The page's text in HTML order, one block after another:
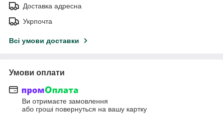
Доставка адресна
Укрпочта
Всі умови доставки
Умови оплати
Ви отримаєте замовлення
або гроші повернуться на вашу картку